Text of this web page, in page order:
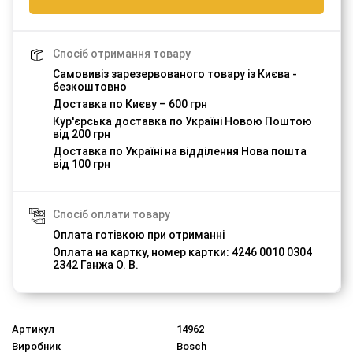
Спосіб отримання товару
Самовивіз зарезервованого товару із Києва -
безкоштовно
Доставка по Києву – 600 грн
Кур'єрська доставка по Україні Новою Поштою
від 200 грн
Доставка по Україні на відділення Нова пошта
від 100 грн
Спосіб оплати товару
Оплата готівкою при отриманні
Оплата на картку, номер картки: 4246 0010 0304
2342 Ганжа О. В.
Артикул
14962
Виробник
Bosch